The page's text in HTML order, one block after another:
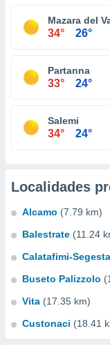
Mazara del
34° 26°
Partanna
33° 24°
Salemi
34° 24°
Localidades
Alcamo (7.79 km)
Balestrate (11.24
Calatafimi-Segesta
Buseto Palizzolo
Vita (17.35 km)
Custonaci (18.41